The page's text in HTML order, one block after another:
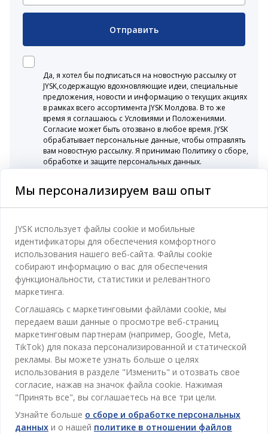
Отправить
Да, я хотел бы подписаться на новостную рассылку от
JYSK,содержащую вдохновляющие идеи, специальные
предложения, новости и информацию о текущих акциях
в рамках всего ассортимента JYSK Молдова. В то же
время я соглашаюсь с Условиями и Положениями.
Согласие может быть отозвано в любое время. JYSK
обрабатывает персональные данные, чтобы отправлять
вам новостную рассылку. Я принимаю Политику о сборе,
обработке и защите персональных данных.
Категории
Спальня
Ванная
Кабинет
Гостиная
Столовая
Хранение
Шторы
Для Сада
Товары для дома
Отдел обслуживания клиентов
Контакты службы поддержки клиентов
Магазины и часы работы
Акции
Пользовательское соглашение
Гарантия цены
Гарантия на продукт
Политика конфиденциальности
JYSK
Про JYSK
JYSK.com
Пресса
Вакансии
Новостная рассылка
ОФИС
TAROL-DD S.R.L. ул.Юбилейная, 41A мун. Кишинёв,
Республика Молдова
JYSK BUSINESS TO BUSINESS (B2B)
Продажи и работа с юридическими лицами
Телефон: 060 531 531
JYSK ОБСЛУЖИВАНИЕ КЛИЕНТОВ
Контактный центр для клиентов
Телефон: 022 022 030
E-mail: support@jysk.md
Следите за Jysk
Мы персонализируем ваш опыт
JYSK использует файлы cookie и мобильные
идентификаторы для обеспечения комфортного
использования нашего веб-сайта. Файлы cookie
собирают информацию о вас для обеспечения
функциональности, статистики и релевантного
маркетинга.
Соглашаясь с маркетинговыми файлами cookie, мы
передаем ваши данные о просмотре веб-страниц
маркетинговым партнерам (например, Google, Meta,
TikTok) для показа персонализированной и статической
рекламы. Вы можете узнать больше о целях
использования в разделе "Изменить" и отозвать свое
согласие, нажав на значок файла cookie. Нажимая
"Принять все", вы соглашаетесь на все три цели.
Узнайте больше о сборе и обработке персональных
данных и о нашей политике в отношении файлов